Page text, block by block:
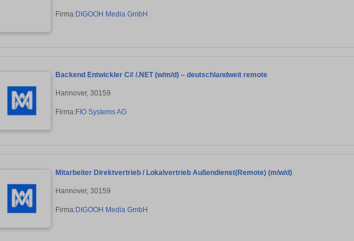
Firma:DIGOOH Media GmbH
Backend Entwickler C# /.NET (w/m/d) – deutschlandweit remote
Hannover, 30159
Firma:FIO Systems AG
Mitarbeiter Direktvertrieb / Lokalvertrieb Außendienst(Remote) (m/w/d)
Hannover, 30159
Firma:DIGOOH Media GmbH